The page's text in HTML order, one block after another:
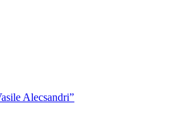
Alecsandri”